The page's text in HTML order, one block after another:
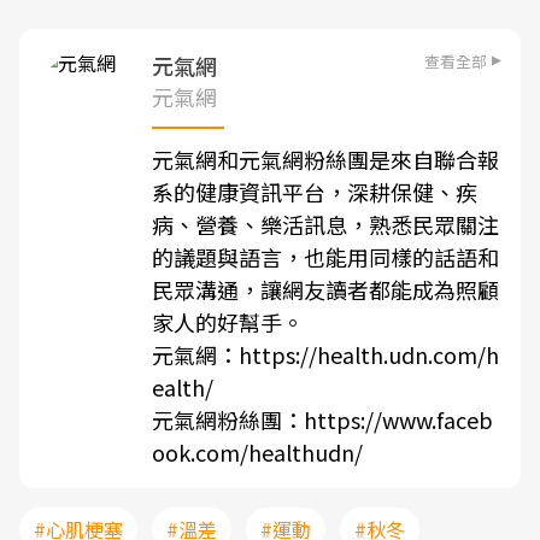
元氣網 查看全部
元氣網
元氣網和元氣網粉絲團是來自聯合報
系的健康資訊平台，深耕保健、疾
病、營養、樂活訊息，熟悉民眾關注
的議題與語言，也能用同樣的話語和
民眾溝通，讓網友讀者都能成為照顧
家人的好幫手。
元氣網： https://health.udn.com/h
ealth/
元氣網粉絲團： https://www.faceb
ook.com/healthudn/
#心肌梗塞 #溫差 #運動 #秋冬